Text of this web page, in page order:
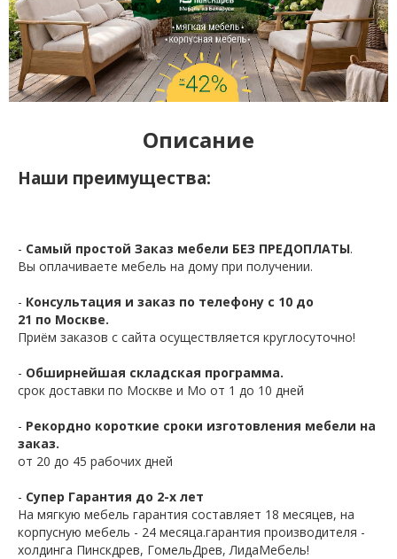
Описание
Наши преимущества:
- Самый простой Заказ мебели БЕЗ ПРЕДОПЛАТЫ.
Вы оплачиваете мебель на дому при получении.
- Консультация и заказ по телефону с 10 до
21 по Москве.
Приём заказов с сайта осуществляется круглосуточно!
- Обширнейшая складская программа.
срок доставки по Москве и Мо от 1 до 10 дней
- Рекордно короткие сроки изготовления мебели на
заказ.
от 20 до 45 рабочих дней
- Супер Гарантия до 2-х лет
На мягкую мебель гарантия составляет 18 месяцев, на
корпусную мебель - 24 месяца.гарантия производителя -
холдинга Пинскдрев, ГомельДрев, ЛидаМебель!